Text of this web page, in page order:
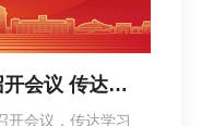
会议 传达学
技大会、国
开会议，传达学习